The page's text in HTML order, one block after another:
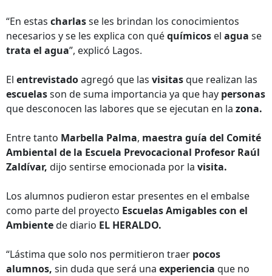
“En estas charlasse les brindan los conocimientos
necesarios y se les explica con quéquímicos el agua se
trata el agua”, explicó Lagos.
El entrevistadoagregó que las visitasque realizan las
escuelasson de suma importancia ya que hay personas
que desconocen las labores que se ejecutan en la zona.
Entre tanto Marbella Palma, maestra guía del Comité
Ambiental de la Escuela Prevocacional Profesor Raúl
Zaldívar, dijo sentirse emocionada por la visita.
Los alumnos pudieron estar presentes en el embalse
como parte del proyecto Escuelas Amigables con el
Ambientede diario EL HERALDO.
“Lástima que solo nos permitieron traer pocos
alumnos, sin duda que será una experiencia que no